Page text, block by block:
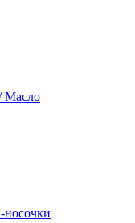
Масло